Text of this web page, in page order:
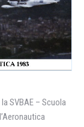
SVBAE – Scuola